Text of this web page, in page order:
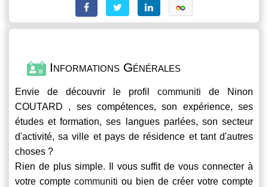
Informations Générales
Envie de découvrir le profil communiti de Ninon
COUTARD , ses compétences, son expérience, ses
études et formation, ses langues parlées, son secteur
d'activité, sa ville et pays de résidence et tant d'autres
choses ?
Rien de plus simple. Il vous suffit de vous connecter à
votre compte communiti ou bien de créer votre compte